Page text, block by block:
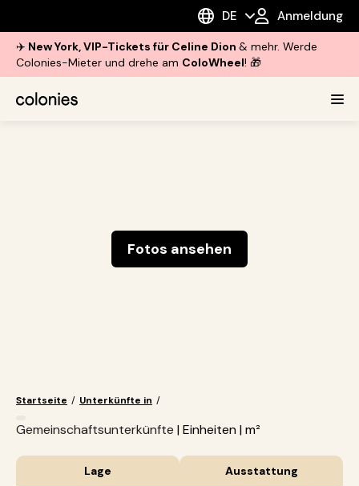
DE Anmeldung
✈️ New York, VIP-Tickets für Celine Dion & mehr. Werde
Colonies-Mieter und drehe am ColoWheel! 🎁
Fotos ansehen
Startseite / Unterkünfte in /
Gemeinschaftsunterkünfte | Einheiten | m²
Lage Ausstattung